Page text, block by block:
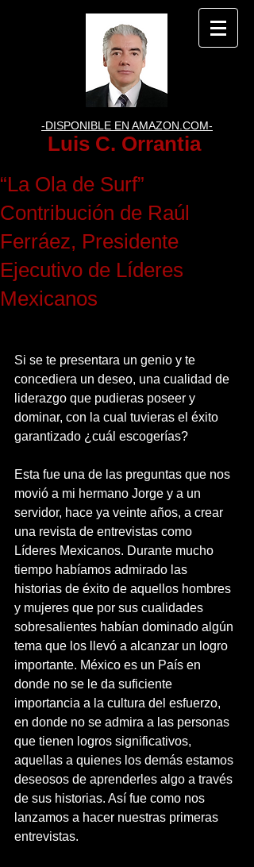
-DISPONIBLE EN AMAZON.COM-
Luis C. Orrantia
“La Ola de Surf”
Contribución de Raúl
Ferráez, Presidente
Ejecutivo de Líderes
Mexicanos
Si se te presentara un genio y te
concediera un deseo, una cualidad de
liderazgo que pudieras poseer y
dominar, con la cual tuvieras el éxito
garantizado ¿cuál escogerías?
Esta fue una de las preguntas que nos
movió a mi hermano Jorge y a un
servidor, hace ya veinte años, a crear
una revista de entrevistas como
Líderes Mexicanos. Durante mucho
tiempo habíamos admirado las
historias de éxito de aquellos hombres
y mujeres que por sus cualidades
sobresalientes habían dominado algún
tema que los llevó a alcanzar un logro
importante. México es un País en
donde no se le da suficiente
importancia a la cultura del esfuerzo,
en donde no se admira a las personas
que tienen logros significativos,
aquellas a quienes los demás estamos
deseosos de aprenderles algo a través
de sus historias. Así fue como nos
lanzamos a hacer nuestras primeras
entrevistas.